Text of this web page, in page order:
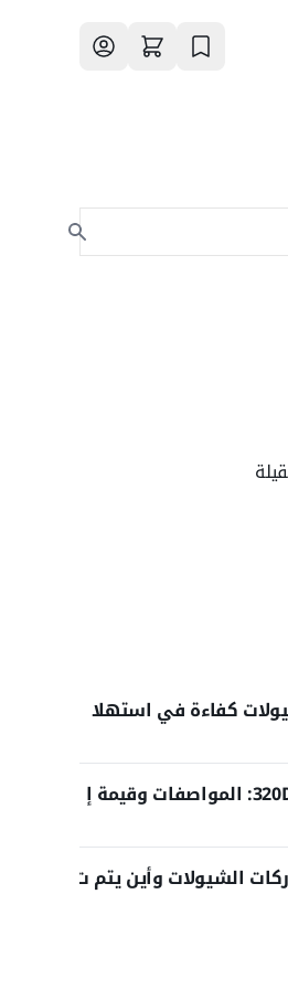
كفاءة في استهلا
كات 323 مقابل 320D: المواصفات وقيمة إ
الشيولات وأين يتم ت